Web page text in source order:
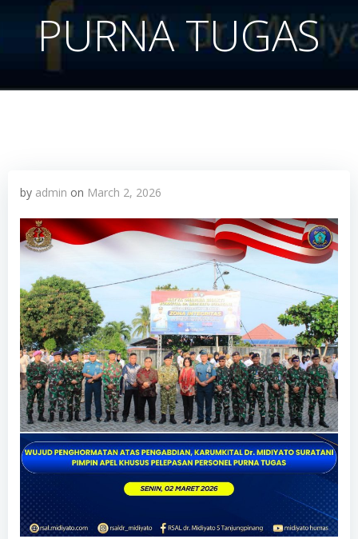
PURNA TUGAS
by admin on March 2, 2026